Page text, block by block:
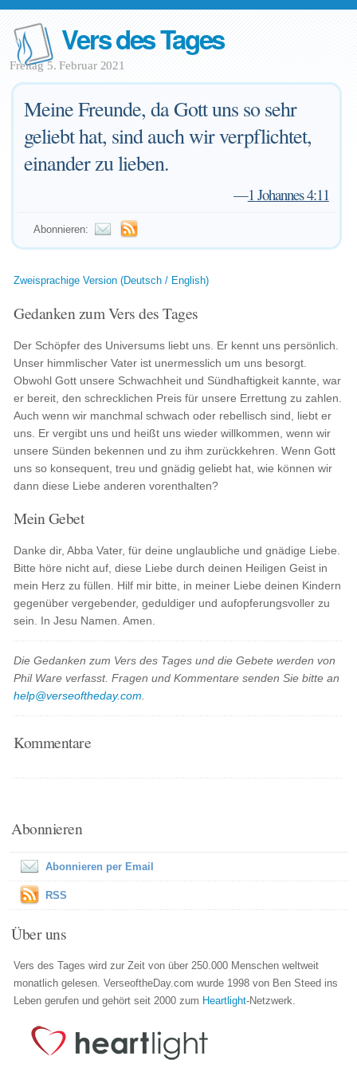
Vers des Tages
Freitag 5. Februar 2021
Meine Freunde, da Gott uns so sehr
geliebt hat, sind auch wir verpflichtet,
einander zu lieben.
—1 Johannes 4:11
Abonnieren:
Zweisprachige Version (Deutsch / English)
Gedanken zum Vers des Tages
Der Schöpfer des Universums liebt uns. Er kennt uns persönlich.
Unser himmlischer Vater ist unermesslich um uns besorgt.
Obwohl Gott unsere Schwachheit und Sündhaftigkeit kannte, war
er bereit, den schrecklichen Preis für unsere Errettung zu zahlen.
Auch wenn wir manchmal schwach oder rebellisch sind, liebt er
uns. Er vergibt uns und heißt uns wieder willkommen, wenn wir
unsere Sünden bekennen und zu ihm zurückkehren. Wenn Gott
uns so konsequent, treu und gnädig geliebt hat, wie können wir
dann diese Liebe anderen vorenthalten?
Mein Gebet
Danke dir, Abba Vater, für deine unglaubliche und gnädige Liebe.
Bitte höre nicht auf, diese Liebe durch deinen Heiligen Geist in
mein Herz zu füllen. Hilf mir bitte, in meiner Liebe deinen Kindern
gegenüber vergebender, geduldiger und aufopferungsvoller zu
sein. In Jesu Namen. Amen.
Die Gedanken zum Vers des Tages und die Gebete werden von
Phil Ware verfasst. Fragen und Kommentare senden Sie bitte an
help@verseoftheday.com
Kommentare
Abonnieren
Abonnieren per Email
RSS
Über uns
Vers des Tages wird zur Zeit von über 250.000 Menschen weltweit
monatlich gelesen. VerseoftheDay.com wurde 1998 von Ben Steed ins
Leben gerufen und gehört seit 2000 zum Heartlight-Netzwerk.